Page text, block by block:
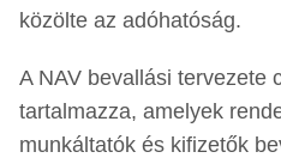
közölte az adóhatóság.
A NAV bevallási tervezete
tartalmazza, amelyek
munkáltatók és kifizetők